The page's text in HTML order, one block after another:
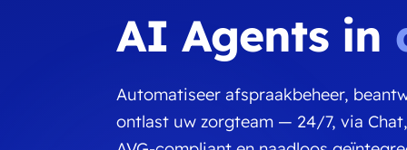
Agent
Topic Expert
Insights &
Research Agent
AI Agents in
Automatiseer afspraakbeheer,
ontlast uw zorgteam — 24/7, via